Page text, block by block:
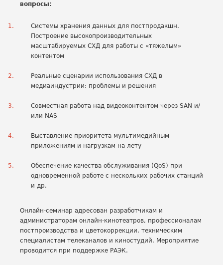
вопросы:
Системы хранения данных для постпродакшн.
Построение высокопроизводительных
масштабируемых СХД для работы с «тяжелым»
контентом
Реальные сценарии использования СХД в
медиаиндустрии: проблемы и решения
Совместная работа над видеоконтентом через SAN и/
или NAS
Выставление приоритета мультимедийным
приложениям и нагрузкам на лету
Обеспечение качества обслуживания (QoS) при
одновременной работе с нескольких рабочих станций
и др.
​Онлайн-семинар адресован разработчикам и
администраторам онлайн-кинотеатров, профессионалам
постпроизводства и цветокоррекции, техническим
специалистам телеканалов и киностудий. Мероприятие
проводится при поддержке РАЭК.